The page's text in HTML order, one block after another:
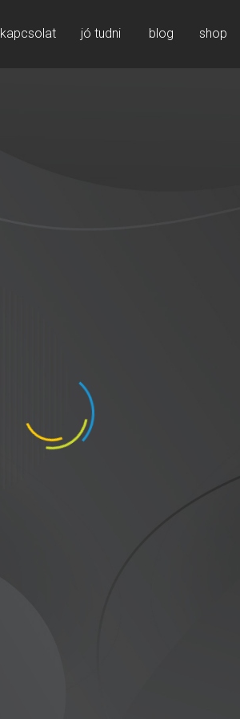
kapcsolat jó tudni blog shop